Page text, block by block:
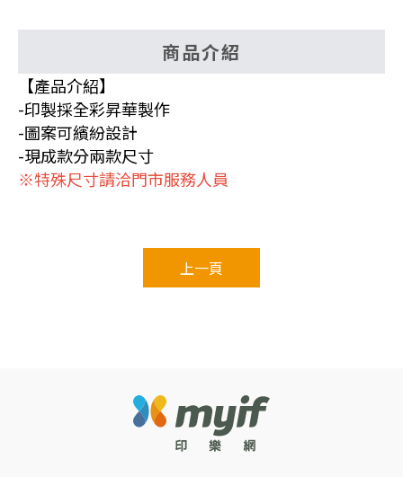
商品介紹
【產品介紹】
-印製採全彩昇華製作
-圖案可繽紛設計
-現成款分兩款尺寸
※特殊尺寸請洽門市服務人員
上一頁